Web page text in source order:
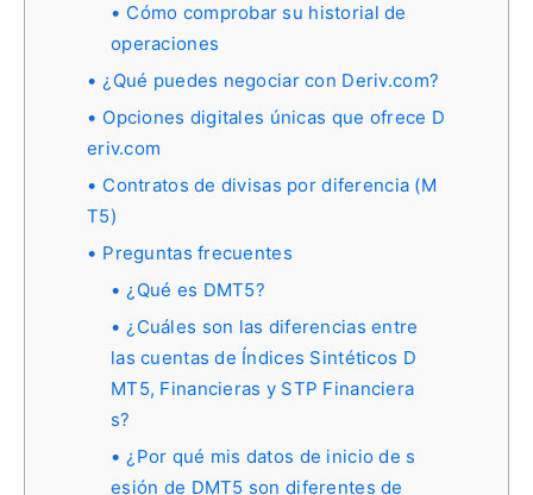
Cómo comprobar su historial de
operaciones
¿Qué puedes negociar con Deriv.com?
Opciones digitales únicas que ofrece D
eriv.com
Contratos de divisas por diferencia (M
T5)
Preguntas frecuentes
¿Qué es DMT5?
¿Cuáles son las diferencias entre
las cuentas de Índices Sintéticos D
MT5, Financieras y STP Financiera
s?
¿Por qué mis datos de inicio de s
esión de DMT5 son diferentes de